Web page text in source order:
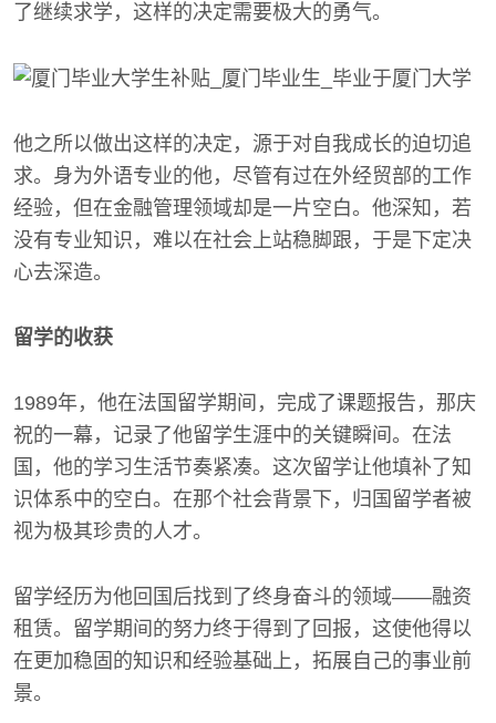
了继续求学，这样的决定需要极大的勇气。
他之所以做出这样的决定，源于对自我成长的迫切追
求。身为外语专业的他，尽管有过在外经贸部的工作
经验，但在金融管理领域却是一片空白。他深知，若
没有专业知识，难以在社会上站稳脚跟，于是下定决
心去深造。
留学的收获
1989年，他在法国留学期间，完成了课题报告，那庆
祝的一幕，记录了他留学生涯中的关键瞬间。在法
国，他的学习生活节奏紧凑。这次留学让他填补了知
识体系中的空白。在那个社会背景下，归国留学者被
视为极其珍贵的人才。
留学经历为他回国后找到了终身奋斗的领域——融资
租赁。留学期间的努力终于得到了回报，这使他得以
在更加稳固的知识和经验基础上，拓展自己的事业前
景。